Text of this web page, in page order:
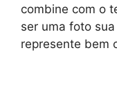
combine com o
ser uma foto
represente bem